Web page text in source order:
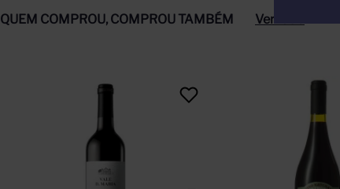
QUEM COMPROU, COMPROU TAMBÉM Ver tudo